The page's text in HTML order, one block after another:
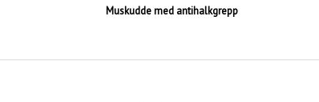
Muskudde med antihalkgrepp